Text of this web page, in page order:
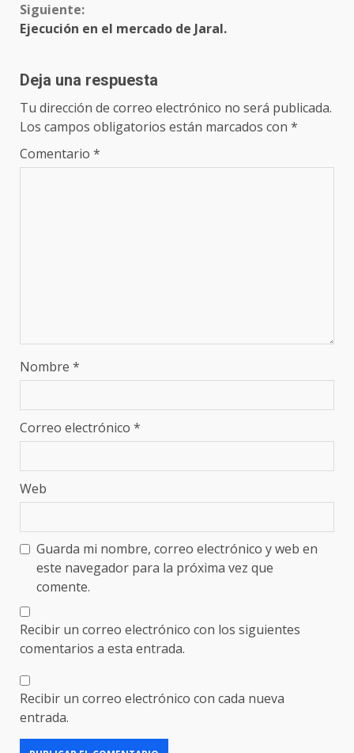
Siguiente:
Ejecución en el mercado de Jaral.
Deja una respuesta
Tu dirección de correo electrónico no será publicada.
Los campos obligatorios están marcados con *
Comentario *
Nombre *
Correo electrónico *
Web
Guarda mi nombre, correo electrónico y web en
este navegador para la próxima vez que
comente.
Recibir un correo electrónico con los siguientes
comentarios a esta entrada.
Recibir un correo electrónico con cada nueva
entrada.